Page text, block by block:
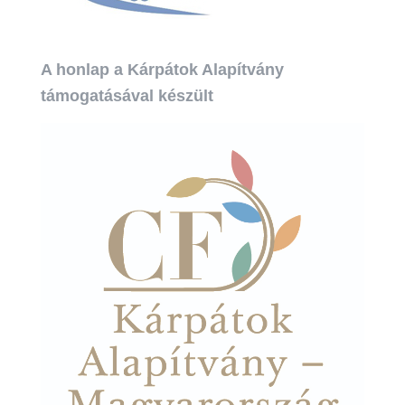
A honlap a Kárpátok Alapítvány
támogatásával készült